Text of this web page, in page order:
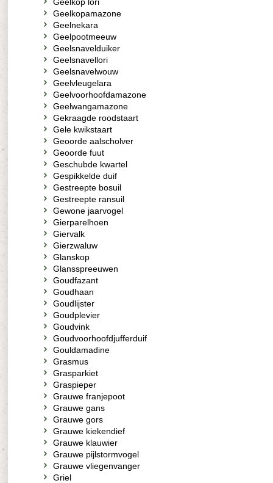
Geelkopamazone
Geelnekara
Geelpootmeeuw
Geelsnavelduiker
Geelsnavellori
Geelsnavelwouw
Geelvleugelara
Geelvoorhoofdamazone
Geelwangamazone
Gekraagde roodstaart
Gele kwikstaart
Geoorde aalscholver
Geoorde fuut
Geschubde kwartel
Gespikkelde duif
Gestreepte bosuil
Gestreepte ransuil
Gewone jaarvogel
Gierparelhoen
Giervalk
Gierzwaluw
Glanskop
Glansspreeuwen
Goudfazant
Goudhaan
Goudlijster
Goudplevier
Goudvink
Goudvoorhoofdjufferduif
Gouldamadine
Grasmus
Grasparkiet
Graspieper
Grauwe franjepoot
Grauwe gans
Grauwe gors
Grauwe kiekendief
Grauwe klauwier
Grauwe pijlstormvogel
Grauwe vliegenvanger
Griel